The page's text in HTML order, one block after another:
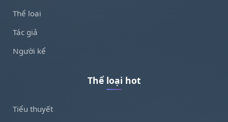
Thể loại
Tác giả
Người kể
Thể loại hot
Tiểu thuyết